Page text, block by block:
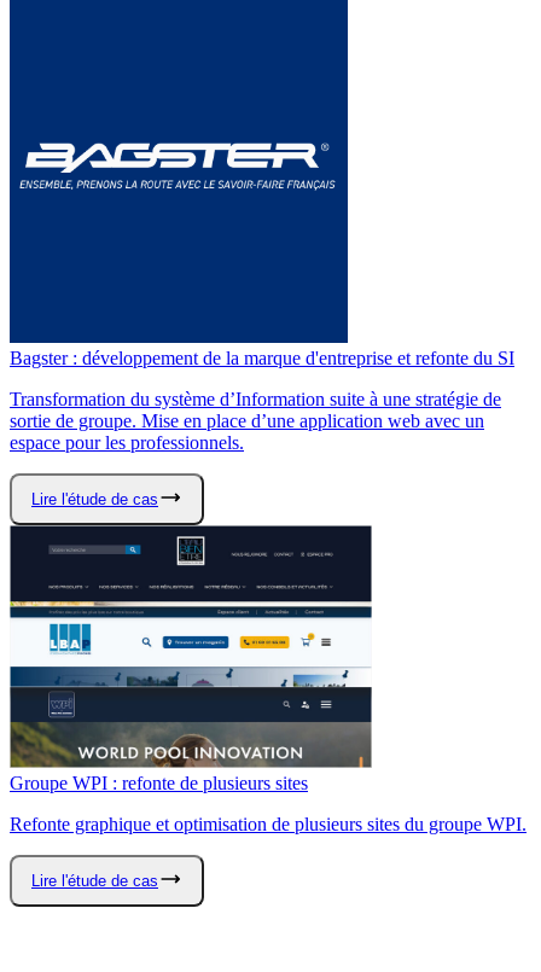
Bagster : développement de la marque d'entreprise et refonte du SI
Transformation du système d’Information suite à une stratégie de
sortie de groupe. Mise en place d’une application web avec un
espace pour les professionnels.
Lire l'étude de cas
Groupe WPI : refonte de plusieurs sites
Refonte graphique et optimisation de plusieurs sites du groupe WPI.
Lire l'étude de cas